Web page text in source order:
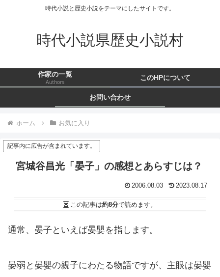
時代小説と歴史小説をテーマにしたサイトです。
時代小説県歴史小説村
作家の一覧
Authors
このHPについて
お問い合わせ
ホーム お気に入り
記事内に広告が含まれています。
宮城谷昌光「晏子」の感想とあらすじは？
2006.08.03 2023.08.17
この記事は約8分で読めます。
通常、晏子といえば晏嬰を指します。
晏弱と晏嬰の親子にわたる物語ですが、主眼は晏嬰